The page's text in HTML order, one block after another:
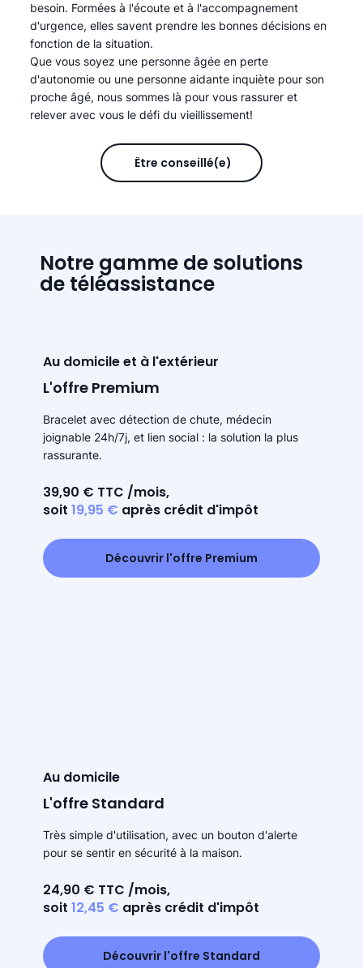
besoin. Formées à l'écoute et à l'accompagnement
d'urgence, elles savent prendre les bonnes décisions en
fonction de la situation.
Que vous soyez une personne âgée en perte
d'autonomie ou une personne aidante inquiète pour son
proche âgé, nous sommes là pour vous rassurer et
relever avec vous le défi du vieillissement!
Être conseillé(e)
Notre gamme de solutions
de téléassistance
Au domicile et à l'extérieur
L'offre Premium
Bracelet avec détection de chute, médecin
joignable 24h/7j, et lien social : la solution la plus
rassurante.
39,90 € TTC /mois,
soit 19,95 € après crédit d'impôt
Découvrir l'offre Premium
Au domicile
L'offre Standard
Très simple d'utilisation, avec un bouton d'alerte
pour se sentir en sécurité à la maison.
24,90 € TTC /mois,
soit 12,45 € après crédit d'impôt
Découvrir l'offre Standard